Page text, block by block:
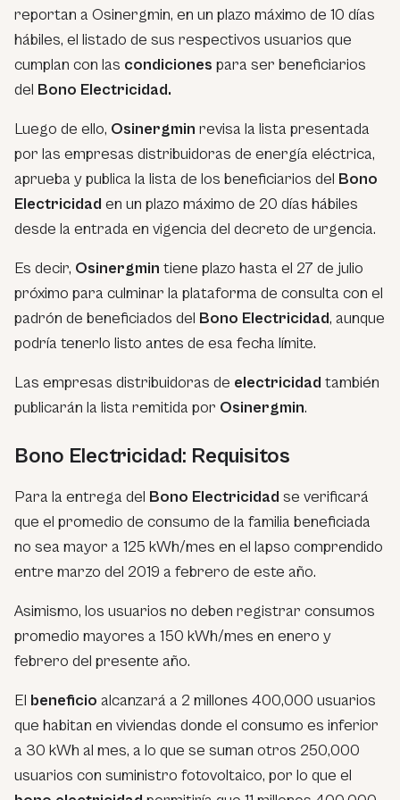
reportan a Osinergmin, en un plazo máximo de 10 días
hábiles, el listado de sus respectivos usuarios que
cumplan con las condiciones para ser beneficiarios
del Bono Electricidad.
Luego de ello, Osinergmin revisa la lista presentada
por las empresas distribuidoras de energía eléctrica,
aprueba y publica la lista de los beneficiarios del Bono
Electricidad en un plazo máximo de 20 días hábiles
desde la entrada en vigencia del decreto de urgencia.
Es decir, Osinergmin tiene plazo hasta el 27 de julio
próximo para culminar la plataforma de consulta con el
padrón de beneficiados del Bono Electricidad, aunque
podría tenerlo listo antes de esa fecha límite.
Las empresas distribuidoras de electricidad también
publicarán la lista remitida por Osinergmin.
Bono Electricidad: Requisitos
Para la entrega del Bono Electricidad se verificará
que el promedio de consumo de la familia beneficiada
no sea mayor a 125 kWh/mes en el lapso comprendido
entre marzo del 2019 a febrero de este año.
Asimismo, los usuarios no deben registrar consumos
promedio mayores a 150 kWh/mes en enero y
febrero del presente año.
El beneficio alcanzará a 2 millones 400,000 usuarios
que habitan en viviendas donde el consumo es inferior
a 30 kWh al mes, a lo que se suman otros 250,000
usuarios con suministro fotovoltaico, por lo que el